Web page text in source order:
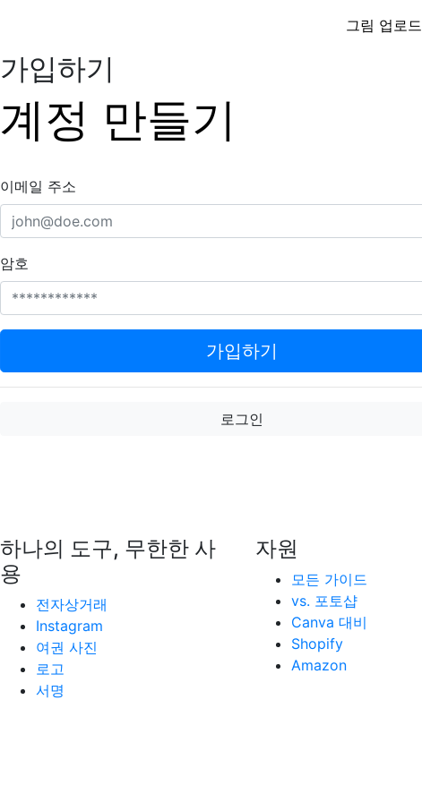
그림 업로드
가입하기
계정 만들기
이메일 주소
암호
가입하기
로그인
하나의 도구, 무한한 사
용
전자상거래
Instagram
여권 사진
로고
서명
자원
모든 가이드
vs. 포토샵
Canva 대비
Shopify
Amazon